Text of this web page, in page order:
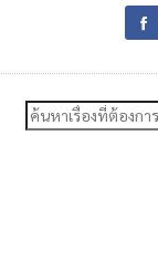
ค้นหา